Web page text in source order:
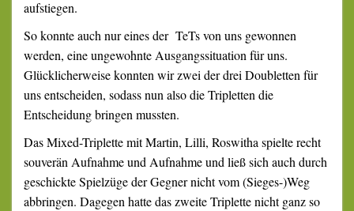
aufstiegen.
So konnte auch nur eines der TeTs von uns gewonnen
werden, eine ungewohnte Ausgangssituation für uns.
Glücklicherweise konnten wir zwei der drei Doubletten für
uns entscheiden, sodass nun also die Tripletten die
Entscheidung bringen mussten.
Das Mixed-Triplette mit Martin, Lilli, Roswitha spielte recht
souverän Aufnahme und Aufnahme und ließ sich auch durch
geschickte Spielzüge der Gegner nicht vom (Sieges-)Weg
abbringen. Dagegen hatte das zweite Triplette nicht ganz so